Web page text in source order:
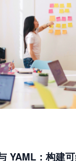
YAML：构建